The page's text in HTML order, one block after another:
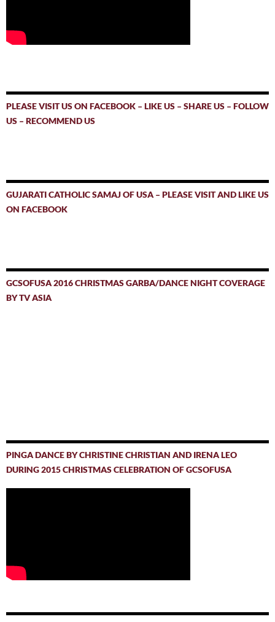
PLEASE VISIT US ON FACEBOOK – LIKE US – SHARE US – FOLLOW
US – RECOMMEND US
GUJARATI CATHOLIC SAMAJ OF USA – PLEASE VISIT AND LIKE US
ON FACEBOOK
GCSOFUSA 2016 CHRISTMAS GARBA/DANCE NIGHT COVERAGE
BY TV ASIA
PINGA DANCE BY CHRISTINE CHRISTIAN AND IRENA LEO
DURING 2015 CHRISTMAS CELEBRATION OF GCSOFUSA